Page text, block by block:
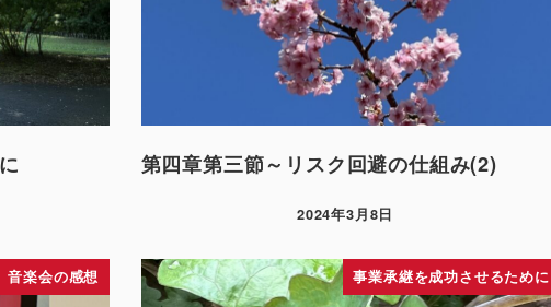
第四章第三節～リスク回避の仕組み(2)
2024年3月8日
音楽会の感想 事業承継を成功させるために